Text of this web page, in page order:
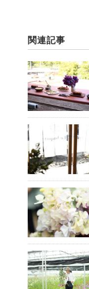
関連記事